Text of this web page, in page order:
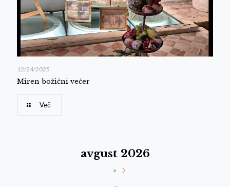
12/24/2025
Miren božični večer
Več
avgust 2026
>